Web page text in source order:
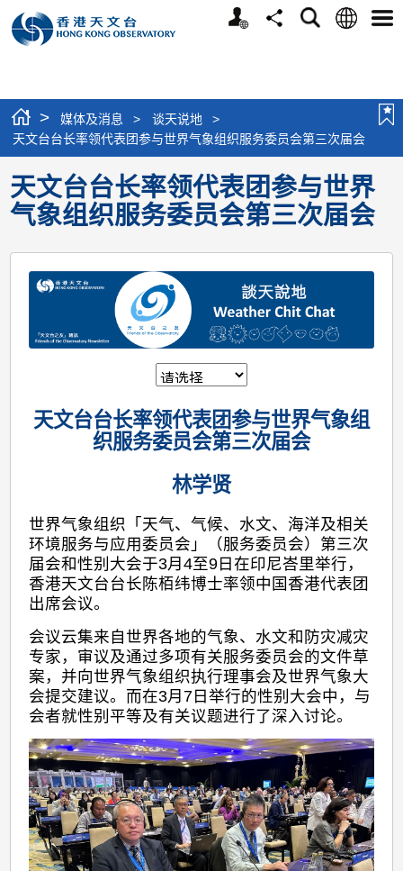
个
分
搜
语
选
> 媒体及消息 > 谈天说地
>
天文台台长率领代表团参与世界气象组织服务委员会第三次届会
天文台台长率领代表团参与世界
气象组织服务委员会第三次届会
天文台台长率领代表团参与世界气象组
织服务委员会第三次届会
林学贤
世界气象组织「天气、气候、水文、海洋及相关
环境服务与应用委员会」（服务委员会）第三次
届会和性别大会于3月4至9日在印尼峇里举行，
香港天文台台长陈栢纬博士率领中国香港代表团
出席会议。
会议云集来自世界各地的气象、水文和防灾减灾
专家，审议及通过多项有关服务委员会的文件草
案，并向世界气象组织执行理事会及世界气象大
会提交建议。而在3月7日举行的性别大会中，与
会者就性别平等及有关议题进行了深入讨论。